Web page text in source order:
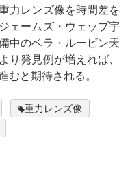
力レンズ像を時間差を
ェームズ・ウェッブ宇
中のベラ・ルービン天
発見例が増えれば、
と期待される。
重力レンズ像